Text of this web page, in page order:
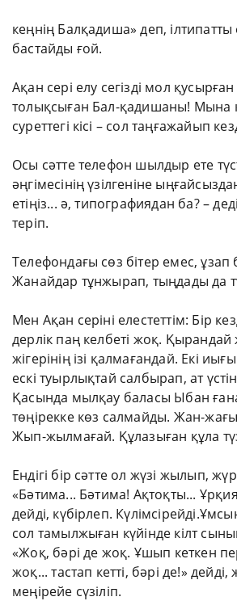
кеңнің Балқадиша» деп, ілтипатты
бастайды ғой.
Ақан сері елу сегізді мол
толықсыған Бал-қадишаны! Мына
суреттегі кісі – сол таңғажайып
Осы сәтте телефон шылдыр ете
әңгімесінің үзілгеніне
етіңіз... ә, типографиядан ба? –
теріп.
Телефондағы сөз бітер емес, ұзап
Жанайдар тұнжырап, тыңдады да
Мен Ақан серіні елестеттім: Бір
дерлік паң келбеті жоқ. Қырандай
жігерінің ізі қалмағандай. Екі
ескі туырлықтай салбырап, ат
Қасында мылқау баласы Ыбан
төңірекке көз салмайды. Жан-
Жып-жылмағай. Құлазыған құла
Ендігі бір сәтте ол жүзі жылып,
«Бәтима... Бәтима! Ақтоқты...
дейді, күбірлеп.
сол тамылжыған күйінде кілт
«Жоқ, бәрі де жоқ. Ұшып кеткен
жоқ... тастап кетті, бәрі де!»
меңірейе сүзіліп.